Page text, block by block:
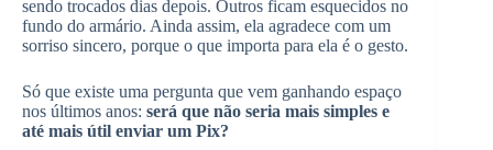
sendo trocados dias depois. Outros ficam esquecidos no
fundo do armário. Ainda assim, ela agradece com um
sorriso sincero, porque o que importa para ela é o gesto.
Só que existe uma pergunta que vem ganhando espaço
nos últimos anos: será que não seria mais simples e
até mais útil enviar um Pix?